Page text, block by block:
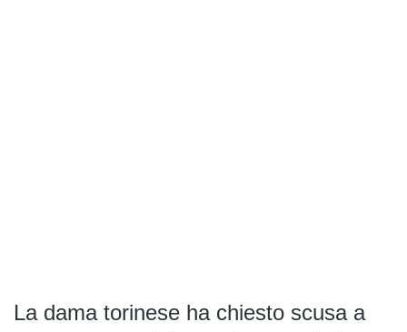
La dama torinese ha chiesto scusa a